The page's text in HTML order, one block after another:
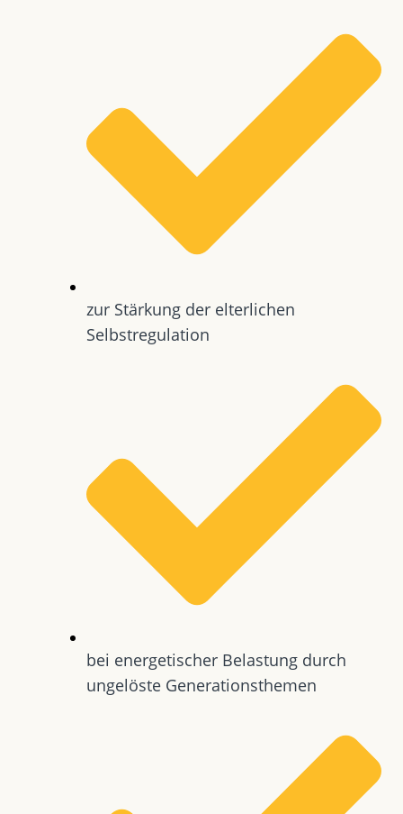
zur Stärkung der elterlichen
Selbstregulation
bei energetischer Belastung durch
ungelöste Generationsthemen